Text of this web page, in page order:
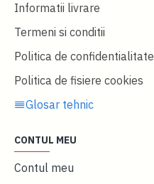
Informatii livrare
Termeni si conditii
Politica de confidentialitate
Politica de fisiere cookies
Glosar tehnic
CONTUL MEU
Contul meu